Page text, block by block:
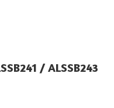
/ ALSSB243